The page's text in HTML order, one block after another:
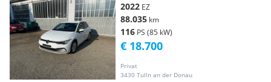
2022 EZ
88.035 km
116 PS (85 kW)
Privat
3430 Tulln an der Donau
€ 18.700